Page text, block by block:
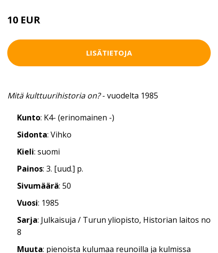
10 EUR
LISÄTIETOJA
Mitä kulttuurihistoria on?- vuodelta 1985
Kunto: K4- (erinomainen -)
Sidonta: Vihko
Kieli: suomi
Painos: 3. [uud.] p.
Sivumäärä: 50
Vuosi: 1985
Sarja: Julkaisuja / Turun yliopisto, Historian laitos no
8
Muuta: pienoista kulumaa reunoilla ja kulmissa